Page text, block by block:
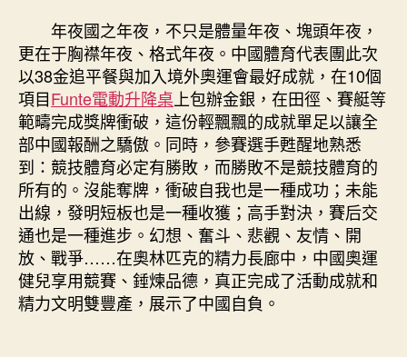
年夜國之年夜，不只是體量年夜、塊頭年夜，
更在于胸襟年夜、格式年夜。中國體育代表團此次
以38金追平餐與加入境外奧運會最好成就，在10個
項目Funte電動升降桌 上包辦金銀，在田徑、賽艇等
範疇完成獎牌衝破，這份輕飄飄的成就單足以讓全
部中國報酬之驕傲。同時，參賽選手甦醒地熟悉
到：競技體育必定有勝敗，而勝敗不是競技體育的
所有的。沒能奪牌，衝破自我也是一種成功；未能
出線，發明短板也是一種收獲；高手對決，賽后交
通也是一種進步。幻想、奮斗、悲觀、友情、開
放、戰爭……在奧林匹克的精力長廊中，中國奧運
健兒享用競賽、錘煉品德，真正完成了活動成就和
精力文明雙豐產，展示了中國自負。